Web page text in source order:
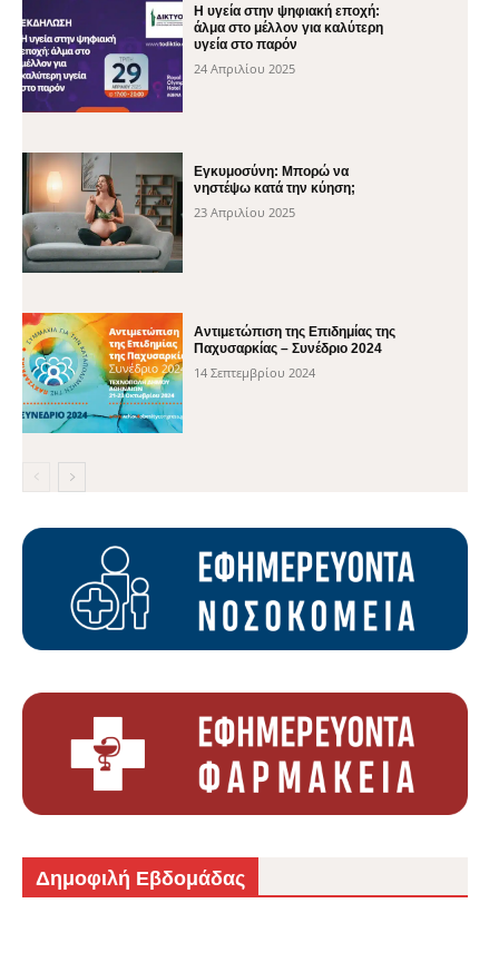
H υγεία στην ψηφιακή εποχή:
άλμα στο μέλλον για καλύτερη
υγεία στο παρόν
24 Απριλίου 2025
Εγκυμοσύνη: Μπορώ να
νηστέψω κατά την κύηση;
23 Απριλίου 2025
Αντιμετώπιση της Επιδημίας της
Παχυσαρκίας – Συνέδριο 2024
14 Σεπτεμβρίου 2024
Δημοφιλή Εβδομάδας